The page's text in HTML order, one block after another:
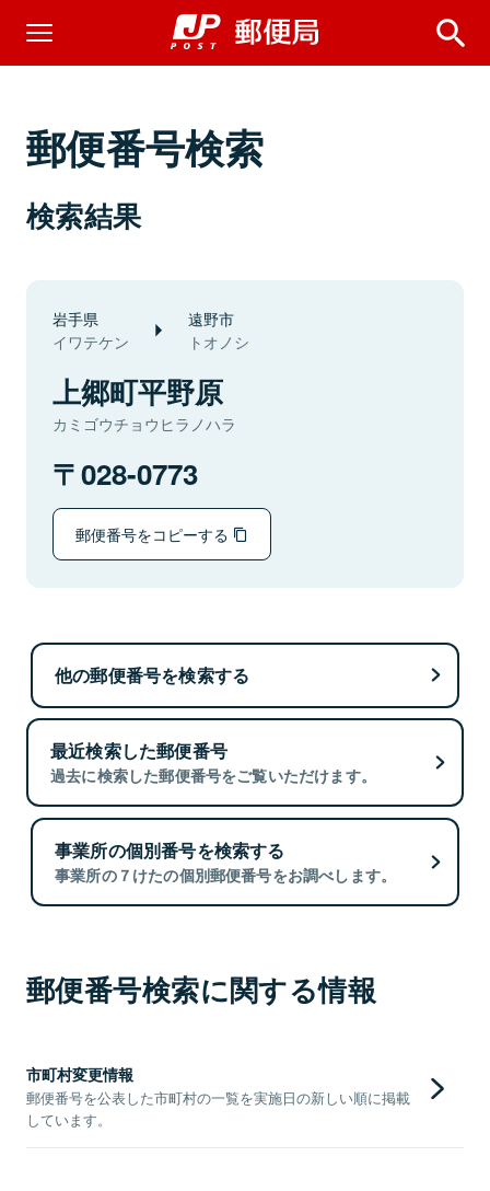
郵便番号検索
検索結果
岩手県
イワテケン
遠野市
トオノシ
上郷町平野原
カミゴウチョウヒラノハラ
028-0773
郵便番号をコピーする
他の郵便番号を検索する
最近検索した郵便番号
過去に検索した郵便番号をご覧いただけます。
事業所の個別番号を検索する
事業所の７けたの個別郵便番号をお調べします。
郵便番号検索に関する情報
市町村変更情報
郵便番号を公表した市町村の一覧を実施日の新しい順に掲載
しています。